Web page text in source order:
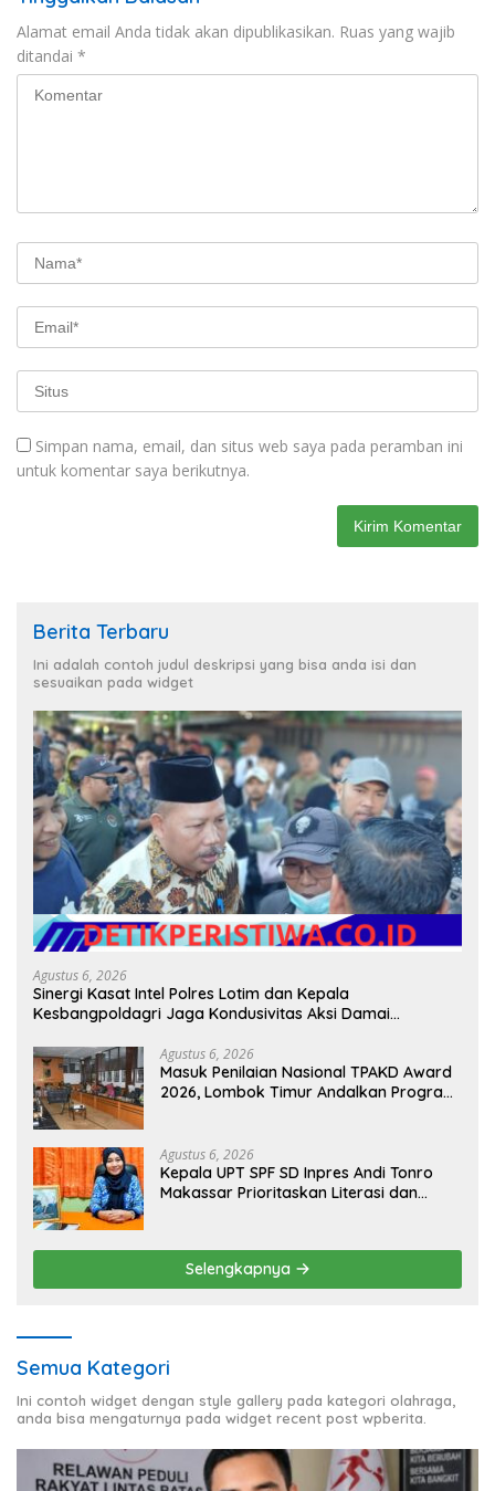
Alamat email Anda tidak akan dipublikasikan. Ruas yang wajib
ditandai *
Simpan nama, email, dan situs web saya pada peramban ini
untuk komentar saya berikutnya.
Berita Terbaru
Ini adalah contoh judul deskripsi yang bisa anda isi dan
sesuaikan pada widget
Agustus 6, 2026
Sinergi Kasat Intel Polres Lotim dan Kepala
Kesbangpoldagri Jaga Kondusivitas Aksi Damai
Agustus 6, 2026
Masuk Penilaian Nasional TPAKD Award
2026, Lombok Timur Andalkan Program
Agustus 6, 2026
Kepala UPT SPF SD Inpres Andi Tonro
Makassar Prioritaskan Literasi dan
Selengkapnya
Semua Kategori
Ini contoh widget dengan style gallery pada kategori olahraga,
anda bisa mengaturnya pada widget recent post wpberita.